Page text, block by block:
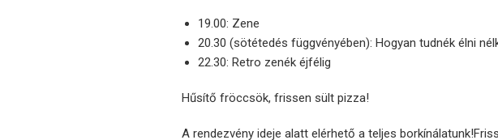
19.00: Zene
20.30 (sötétedés függvényében): Hogyan tudnék élni
22.30: Retro zenék éjfélig
Hűsítő fröccsök, frissen sült pizza!
A rendezvény ideje alatt elérhető a teljes